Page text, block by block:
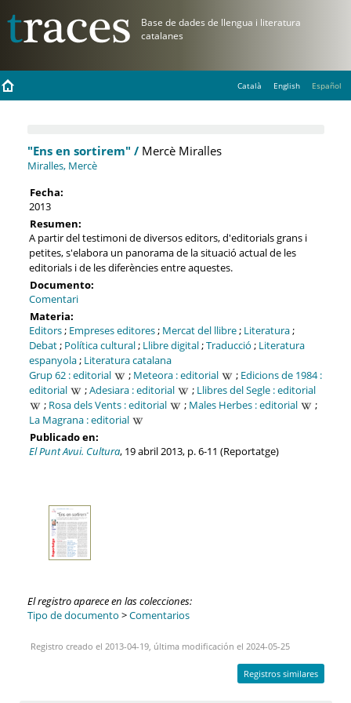
Català English Español
"Ens en sortirem" /Mercè Miralles
Miralles, Mercè
Fecha:
2013
Resumen:
A partir del testimoni de diversos editors, d'editorials grans i
petites, s'elabora un panorama de la situació actual de les
editorials i de les diferències entre aquestes.
Documento:
Comentari
Materia:
Editors; Empreses editores; Mercat del llibre; Literatura;
Debat; Política cultural; Llibre digital;Traducció ; Literatura
espanyola; Literatura catalana
Grup 62 : editorial
; Meteora : editorial ; Edicions de 1984 :
editorial
;Adesiara : editorial ; Llibres del Segle : editorial
; Rosa dels Vents : editorial ; Males Herbes : editorial
;
La Magrana : editorial
Publicado en:
El Punt Avui. Cultura, 19 abril 2013, p. 6-11 (Reportatge)
El registro aparece en las colecciones:
Tipo de documento >Comentarios
Registro creado el 2013-04-19, última modificación el 2024-05-25
Registros similares